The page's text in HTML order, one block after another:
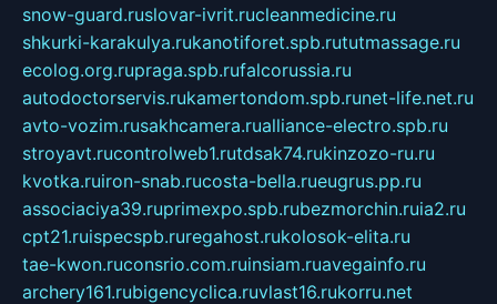
snow-guard.ruslovar-ivrit.rucleanmedicine.ru
shkurki-karakulya.rukanotiforet.spb.rututmassage.ru
ecolog.org.rupraga.spb.rufalcorussia.ru
autodoctorservis.rukamertondom.spb.runet-life.net.ru
avto-vozim.rusakhcamera.rualliance-electro.spb.ru
stroyavt.rucontrolweb1.rutdsak74.rukinzozo-ru.ru
kvotka.ruiron-snab.rucosta-bella.rueugrus.pp.ru
associaciya39.ruprimexpo.spb.rubezmorchin.ruia2.ru
cpt21.ruispecspb.ruregahost.rukolosok-elita.ru
tae-kwon.ruconsrio.com.ruinsiam.ruavegainfo.ru
archery161.rubigencyclica.ruvlast16.rukorru.net